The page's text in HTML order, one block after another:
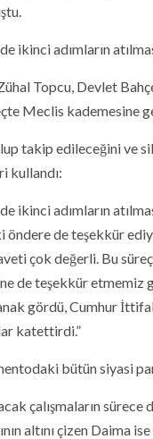
ikinci adımların
Topcu, Devlet
Meclis kademesine
takip edileceğini ve
kullandı:
ikinci adımların
öndere de teşekkür
çok değerli. Bu
de teşekkür etmemiz
gördü, Cumhur
katettirdi.”
bütün siyasi
çalışmaların
altını çizen Daima